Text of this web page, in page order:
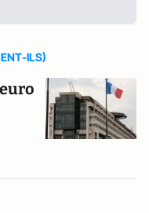
ILS)